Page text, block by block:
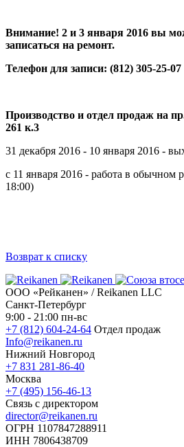
Внимание! 2 и 3 января 2016 вы
записаться на ремонт.
Телефон для записи: (812) 305-25-07
Производство и отдел продаж на
261 к.3
31 декабря 2016 - 10 января 2016 -
с 11 января 2016 - работа в обычном
18:00)
Возврат к списку
ООО «Рейканен» / Reikanen LLC
Санкт-Петербург
9:00 - 21:00 пн-вс
+7 (812) 604-24-64 Отдел продаж
Info@reikanen.ru
Нижний Новгород
+7 831 281-86-40
Москва
+7 (495) 156-46-13
Связь с директором
director@reikanen.ru
ОГРН 1107847288911
ИНН 7806438709